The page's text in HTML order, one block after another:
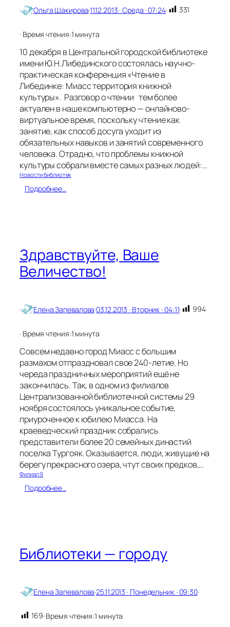
· Ольга Шакирова·11.12.2013 · Среда · 07:24· 331
· Время чтения:1 минута
10 декабря в Центральной городской библиотеке
имени Ю.Н.Либединского состоялась научно-
практическая конференция «Чтение в
Либединке: Миасс территория книжной
культуры». Разговор о чтении тем более
актуален в наше компьютерно — онлайново-
виртуальное время, поскольку чтение как
занятие, как способ досуга уходит из
обязательных навыков и занятий современного
человека. Отрадно, что проблемы книжной
культуры собрали вместе самых разных людей:…
Новости библиотек
Подробнее…
т
е
р
о
и
к
н
и
ж
н
й
к
у
л
ь
т
ы
Здравствуйте, Ваше
Величество!
· Елена Запевалова·03.12.2013 · Вторник · 04:11· 994
· Время чтения:1 минута
Совсем недавно город Миасс с большим
размахом отпраздновал свое 240-летие. Но
череда праздничных мероприятий ещё не
закончилась. Так, в одном из филиалов
Централизованной библиотечной системы 29
ноября состоялось уникальное событие,
приуроченное к юбилею Миасса. На
краеведческий праздник собрались
представители более 20 семейных династий
поселка Тургояк. Оказывается, люди, живущие на
берегу прекрасного озера, чтут своих предков,…
Филиал 9
Подробнее…
т
т
,
Библиотеки — городу
· Елена Запевалова·25.11.2013 · Понедельник · 09:30·
169· Время чтения:1 минута